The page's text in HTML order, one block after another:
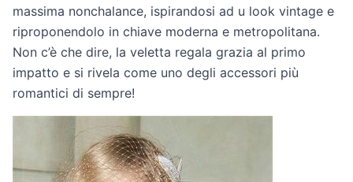
massima nonchalance, ispirandosi ad u look vintage e
riproponendolo in chiave moderna e metropolitana.
Non c’è che dire, la veletta regala grazia al primo
impatto e si rivela come uno degli accessori più
romantici di sempre!